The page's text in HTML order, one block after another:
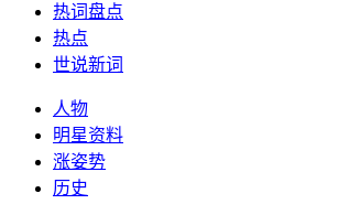
热词盘点
热点
世说新词
人物
明星资料
涨姿势
历史